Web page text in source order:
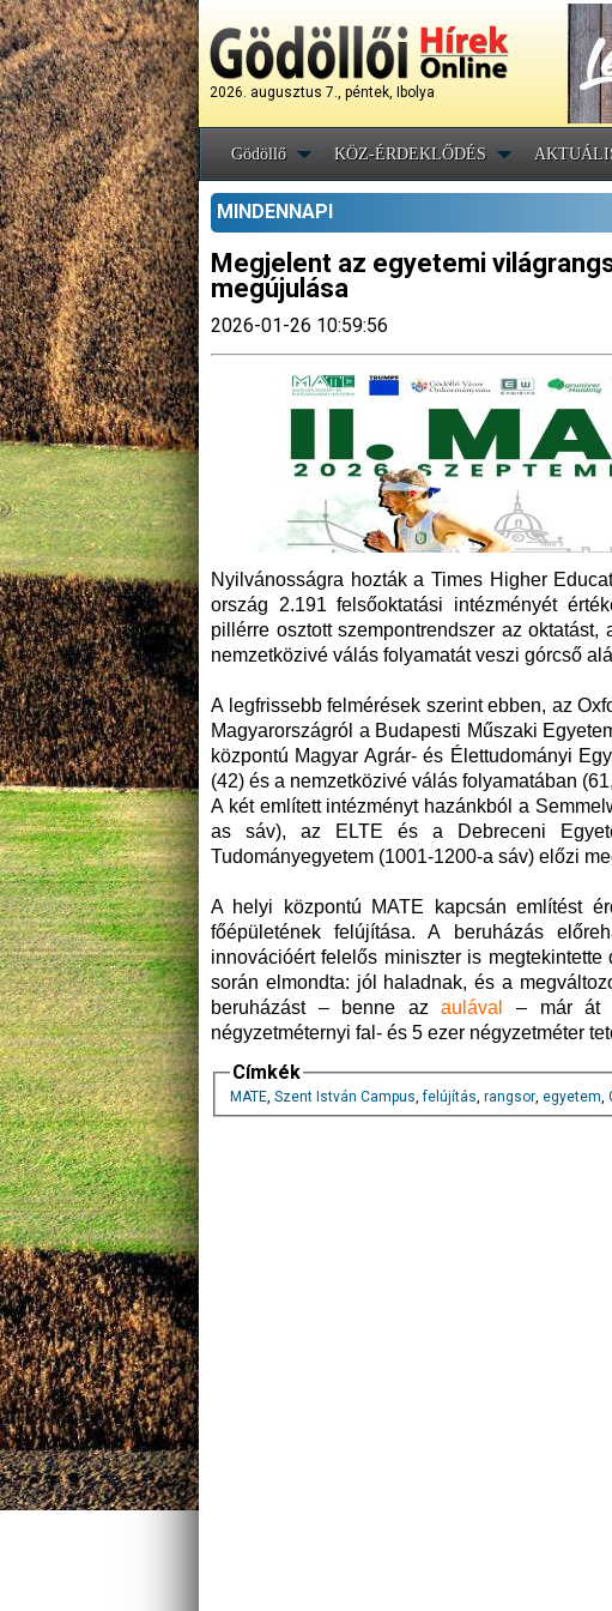
2026. augusztus 7., péntek, Ibolya
Gödöllő KÖZ-ÉRDEKLŐDÉS
MINDENNAPI
Megjelent az egyetemi
megújulása
2026-01-26 10:59:56
Nyilvánosságra hozták a Times Higher
ország 2.191 felsőoktatási intézményét
pillérre osztott szempontrendszer az
nemzetközivé válás folyamatát veszi górcső
A legfrissebb felmérések szerint ebben, az
Magyarországról a Budapesti Műszaki
központú Magyar Agrár- és Élettudományi
(42) és a nemzetközivé válás folyamatában
A két említett intézményt hazánkból a
as sáv), az ELTE és a Debreceni
Tudományegyetem (1001-1200-a sáv) előzi
A helyi központú MATE kapcsán említést
főépületének felújítása. A beruházás
innovációért felelős miniszter is
során elmondta: jól haladnak, és a
beruházást – benne azaulával
– már át
négyzetméternyi fal- és 5 ezer négyzetméter
Címkék
MATE, Szent István Campus,felújítás, rangsor, egyetem,